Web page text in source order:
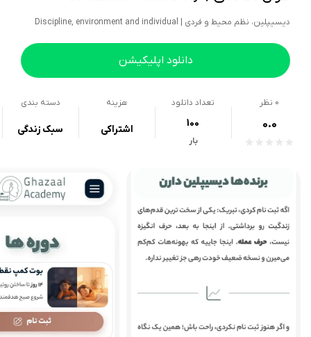
دیسیپلین، نظم محیط و فردی | Discipline, environment and individual
دانلود اپلیکیشن
0 نظر
0.0
تعداد دانلود
100
بار
هزینه
اشتراکی
دسته بندی
سبک زندگی